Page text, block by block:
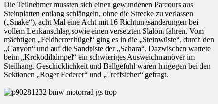
Die Teilnehmer mussten sich einen gewundenen Parcours aus
Steinplatten entlang schlängeln, ohne die Strecke zu verlassen
(„Snake“), acht Mal eine Acht mit 16 Richtungsänderungen bei
vollem Lenkanschlag sowie einen versetzten Slalom fahren. Vom
mächtigen „Feldherrenhügel“ ging es in die „Steinwüste“, durch den
„Canyon“ und auf die Sandpiste der „Sahara“. Dazwischen wartete
beim „Krokodiltümpel“ ein schwieriges Ausweichmanöver im
Steilhang. Geschicklichkeit und Ballgefühl waren hingegen bei den
Sektionen „Roger Federer“ und „Treffsicher“ gefragt.